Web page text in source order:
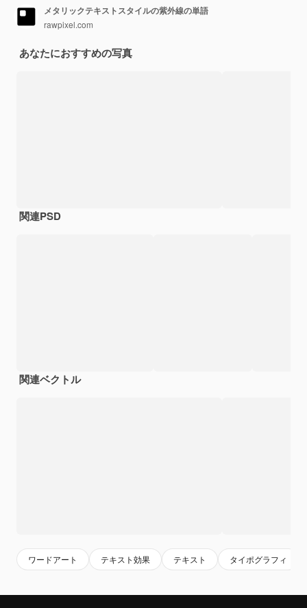
メタリックテキストスタイルの紫外線の単語
rawpixel.com
あなたにおすすめの写真
関連PSD
関連ベクトル
ワードアート テキスト効果 テキスト タイポグラフィ